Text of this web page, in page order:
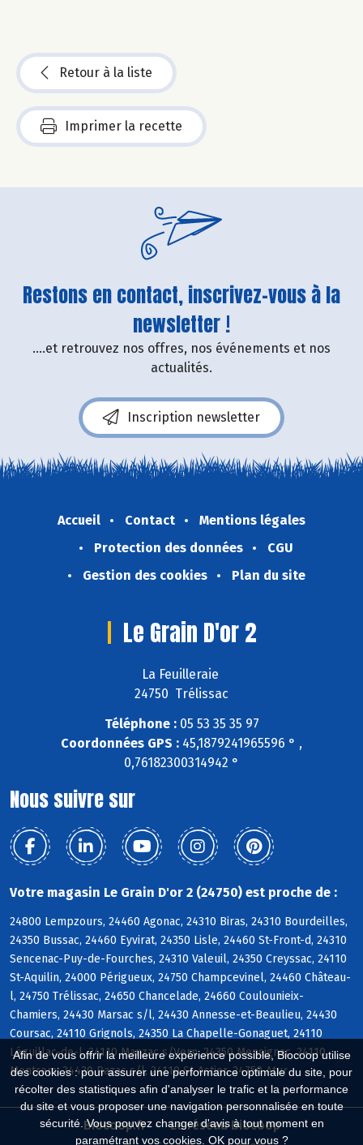
Afin de vous offrir la meilleure expérience possible, Biocoop utilise
des cookies : pour assurer une performance optimale du site, pour
récolter des statistiques afin d'analyser le trafic et la performance
du site et vous proposer une navigation personnalisée en toute
sécurité. Vous pouvez changer d'avis à tout moment en
paramétrant vos cookies. OK pour vous ?
Retour à la liste
Imprimer la recette
Restons en contact, inscrivez-vous à la
newsletter !
....et retrouvez nos offres, nos événements et nos
actualités.
Inscription newsletter
Accueil Contact
Mentions légales
Protection des données
CGU
Gestion des cookies
Plan du site
Le Grain D'or 2
La Feuilleraie
24750 Trélissac
Téléphone :05 53 35 35 97
Coordonnées GPS : 45,1879241965596 ° ,
0,76182300314942 °
Nous suivre sur
Votre magasin Le Grain D'or 2 (24750) est proche de :
24800 Lempzours, 24460 Agonac, 24310 Biras, 24310 Bourdeilles,
24350 Bussac, 24460 Eyvirat, 24350 Lisle, 24460 St-Front-d, 24310
Sencenac-Puy-de-Fourches, 24310 Valeuil, 24350 Creyssac, 24110
St-Aquilin, 24000 Périgueux, 24750 Champcevinel, 24460 Château-
l, 24750 Trélissac, 24650 Chancelade, 24660 Coulounieix-
Chamiers, 24430 Marsac s/l, 24430 Annesse-et-Beaulieu, 24430
Coursac, 24110 Grignols, 24350 La Chapelle-Gonaguet, 24110
Léguillac-de-l, 24110 Manzac s/Vern, 24350 Mensignac, 24110
Montrem, 24430 Razac s/l, 24110 St-Astier, 24750 Atur
Biocoop.fr
Le réseau Biocoop